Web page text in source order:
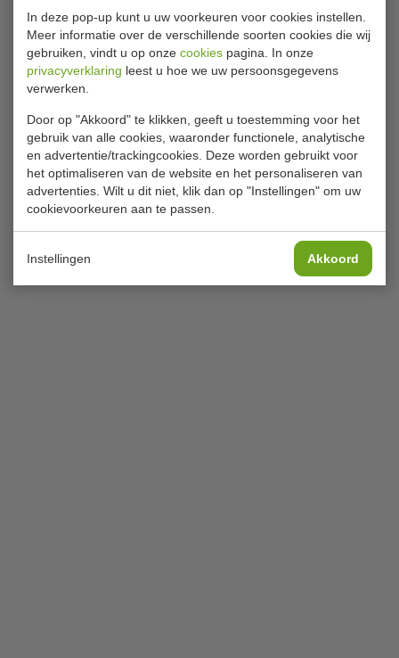
In deze pop-up kunt u uw voorkeuren voor cookies instellen.
Meer informatie over de verschillende soorten cookies die wij
gebruiken, vindt u op onze cookies pagina. In onze
privacyverklaring leest u hoe we uw persoonsgegevens
verwerken.
Door op "Akkoord" te klikken, geeft u toestemming voor het
gebruik van alle cookies, waaronder functionele, analytische
en advertentie/trackingcookies. Deze worden gebruikt voor
het optimaliseren van de website en het personaliseren van
advertenties. Wilt u dit niet, klik dan op "Instellingen" om uw
cookievoorkeuren aan te passen.
Instellingen Akkoord